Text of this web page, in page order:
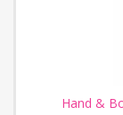
Hand &